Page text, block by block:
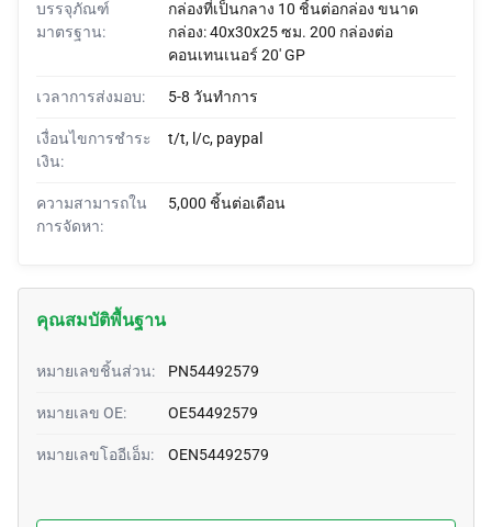
บรรจุภัณฑ์
มาตรฐาน:
กล่องที่เป็นกลาง 10 ชิ้นต่อกล่อง ขนาด
กล่อง: 40x30x25 ซม. 200 กล่องต่อ
คอนเทนเนอร์ 20' GP
เวลาการส่งมอบ: 5-8 วันทำการ
เงื่อนไขการชำระ
เงิน:
t/t, l/c, paypal
ความสามารถใน
การจัดหา:
5,000 ชิ้นต่อเดือน
คุณสมบัติพื้นฐาน
หมายเลขชิ้นส่วน: PN54492579
หมายเลข OE: OE54492579
หมายเลขโออีเอ็ม: OEN54492579